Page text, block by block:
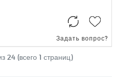
Задать вопрос?
24 (всего 1 страниц)